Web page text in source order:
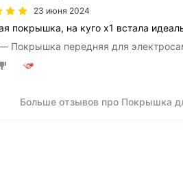
23 июня 2024
покрышка, на куго х1 встала
Покрышка передняя для
Больше отзывов про Покрышка